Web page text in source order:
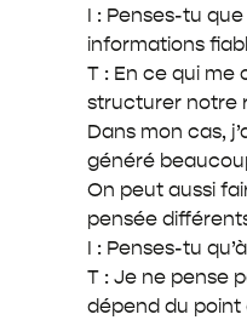
I : Penses-tu
informations
T : En ce qui me
structurer notre
Dans mon cas,
généré
On peut aussi
pensée
I : Penses-tu
T : Je ne pense
dépend du point